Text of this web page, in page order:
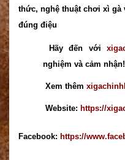
thức, nghệ thuật chơi xì gà
đúng điệu
Hãy đến với
nghiệm và cảm nhận!
Xem thêm
Website: https://
Facebook: https://